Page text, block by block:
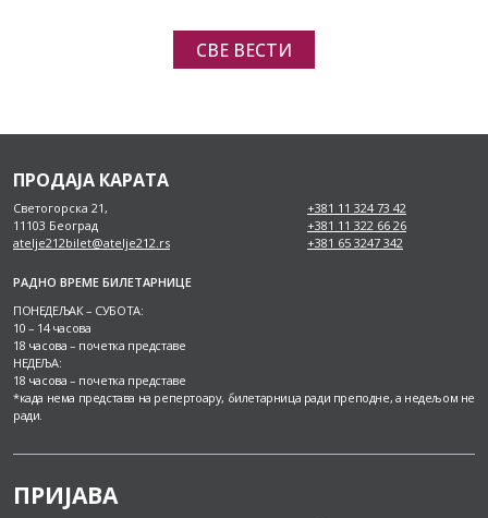
СВЕ ВЕСТИ
ПРОДАЈА КАРАТА
Светогорска 21,
11103 Београд
atelje212bilet@atelje212.rs
+381 11 324 73 42
+381 11 322 66 26
+381 65 3247 342
РАДНО ВРЕМЕ БИЛЕТАРНИЦЕ
ПОНЕДЕЉАК – СУБОТА:
10 – 14 часова
18 часова – почетка представе
НЕДЕЉА:
18 часова – почетка представе
*када нема представа на репертоару, билетарница ради преподне, а недељом не
ради.
ПРИЈАВА